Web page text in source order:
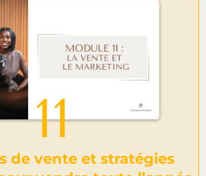
11
de vente et stratégies